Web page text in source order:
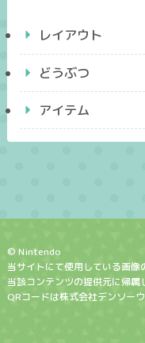
レイアウト
どうぶつ
アイテム
© Nintendo
当サイトにて使用している画像
当該コンテンツの提供元に帰属
QRコードは株式会社デンソー